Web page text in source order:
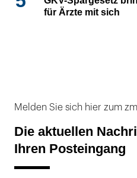
für Ärzte mit sich
Melden Sie sich hier zum
Die aktuellen
Ihren Posteingang